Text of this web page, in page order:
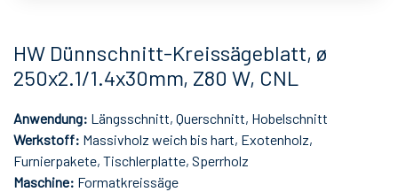
HW Dünnschnitt-Kreissägeblatt, ø
250x2.1/1.4x30mm, Z80 W, CNL
Anwendung: Längsschnitt, Querschnitt, Hobelschnitt
Werkstoff: Massivholz weich bis hart, Exotenholz,
Furnierpakete, Tischlerplatte, Sperrholz
Maschine: Formatkreissäge